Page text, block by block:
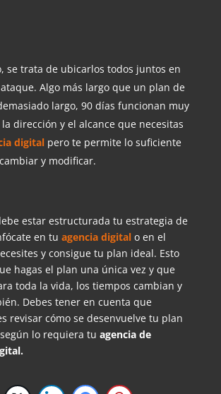
se trata de ubicarlos todos juntos en
Algo más largo que un plan de
largo, 90 días funcionan muy
dirección y el alcance que necesitas
digital pero te permite lo suficiente
y modificar.
estar estructurada tu estrategia de
en tu agencia digitalo en el
y consigue tu plan ideal. Esto
hagas el plan una única vez y que
toda la vida, los tiempos cambian y
Debes tener en cuenta que
revisar cómo se desenvuelve tu plan
lo requiera tu agencia de